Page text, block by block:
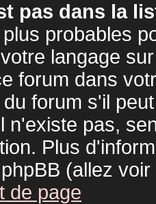
pas dans la
probables
langage
forum dans
forum s'il
n'existe pas,
Plus
(allez
de page